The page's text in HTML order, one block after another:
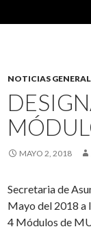
NOTICIAS
MAYO 2, 2018
Secretaria de
Mayo del 2018 a
4 Módulos de